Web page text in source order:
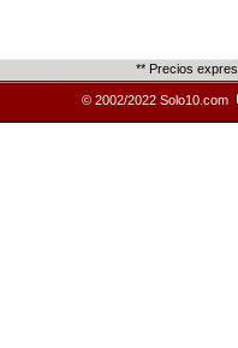
** Precios
© 2002/2022 Solo10.com